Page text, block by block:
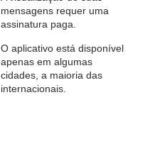
mensagens requer uma
assinatura paga.
O aplicativo está disponível
apenas em algumas
cidades, a maioria das
internacionais.